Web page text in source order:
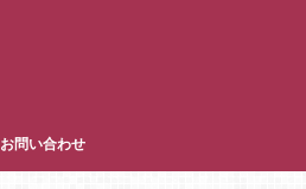
お問い合わせ